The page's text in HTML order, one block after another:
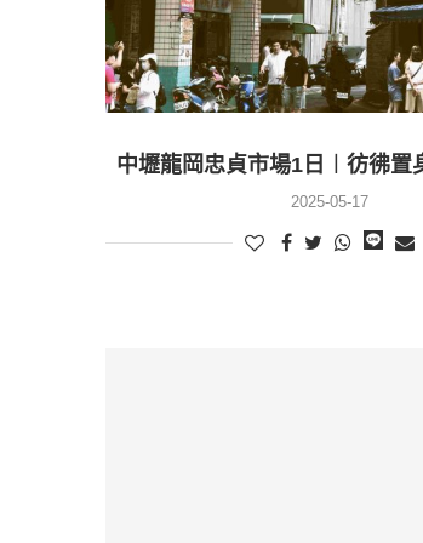
中壢龍岡忠貞市場1日︱彷彿置
2025-05-17